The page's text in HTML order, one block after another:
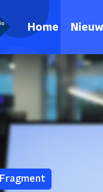
Home
Fragment